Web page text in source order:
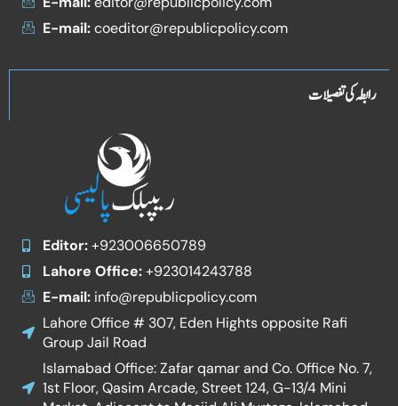
E-mail:coeditor@republicpolicy.com
رابطہ کی تفصیلات
Editor:+923006650789
Lahore Office:+923014243788
E-mail:info@republicpolicy.com
Lahore Office # 307, Eden Hights opposite Rafi
Group Jail Road
Islamabad Office: Zafar qamar and Co. Office No. 7,
1st Floor, Qasim Arcade, Street 124, G-13/4 Mini